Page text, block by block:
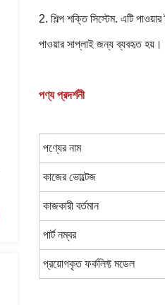
2. শিল্প শক্তি সিস্টেম. এটি
পাওয়ার সাপ্লাই জন্য ব্যবহৃত হয়।
পণ্য প্রদর্শনী
পণ্যের নাম
কাজের ভোল্টেজ
কাজকারী বর্তমান
পার্ট নম্বর
প্রয়োগকৃত ফর্কলিফ্ট মডেল